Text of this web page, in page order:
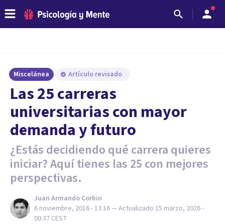
Miscelánea Artículo revisado
​Las 25 carreras
universitarias con mayor
demanda y futuro
¿Estás decidiendo qué carrera quieres
iniciar? Aquí tienes las 25 con mejores
perspectivas.
Juan Armando Corbin
6 noviembre, 2016 - 13:16— Actualizado 15 marzo, 2026 -
00:37 CEST